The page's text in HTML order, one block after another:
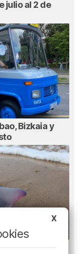
julio al 2 de
Bizkaia y
carabela
X